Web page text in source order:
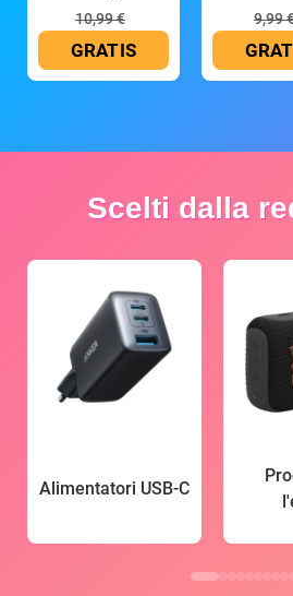
10,99 €
GRATIS
9,99
Scelti dalla
Alimentatori USB-C